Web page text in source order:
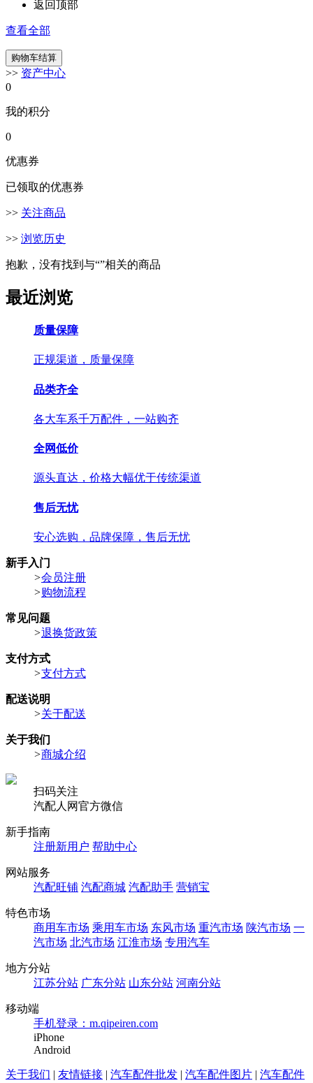
返回顶部
查看全部
>> 资产中心
0
我的积分
0
优惠券
已领取的优惠券
>> 关注商品
>> 浏览历史
抱歉，没有找到与“”相关的商品
最近浏览
质量保障
正规渠道，质量保障
品类齐全
各大车系千万配件，一站购齐
全网低价
源头直达，价格大幅优于传统渠道
售后无忧
安心选购，品牌保障，售后无忧
新手入门
>会员注册
>购物流程
常见问题
>退换货政策
支付方式
>支付方式
配送说明
>关于配送
关于我们
>商城介绍
扫码关注
汽配人网官方微信
新手指南
注册新用户 帮助中心
网站服务
汽配旺铺 汽配商城 汽配助手 营销宝
特色市场
商用车市场 乘用车市场 东风市场 重汽市场 陕汽市场 一
汽市场 北汽市场 江淮市场 专用汽车
地方分站
江苏分站 广东分站 山东分站 河南分站
移动端
手机登录：m.qipeiren.com
iPhone
Android
关于我们 | 友情链接 | 汽车配件批发 | 汽车配件图片 | 汽车配件